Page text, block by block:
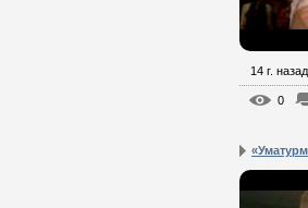
14 г. назад
0